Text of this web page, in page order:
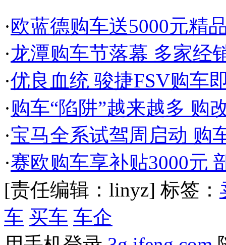
·欧蓝德购车送5000元精
·龙潭购车节落幕 多家经
·优良血统 骏捷FSV购车
·购车“陷阱”越来越多 购
·宝马全系试驾周启动 购
·赛欧购车享补贴3000元
[责任编辑：linyz] 标签：
车 买车 车企